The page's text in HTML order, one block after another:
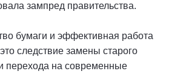
зампред правительства.
бумаги и эффективная работа
следствие замены старого
перехода на современные